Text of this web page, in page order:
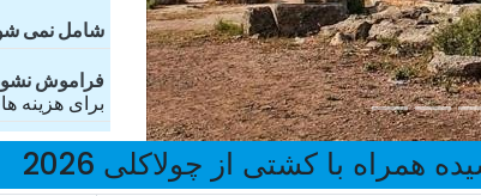
شامل نمی
فراموش
برای
با کشتی از چولاکلی 2026